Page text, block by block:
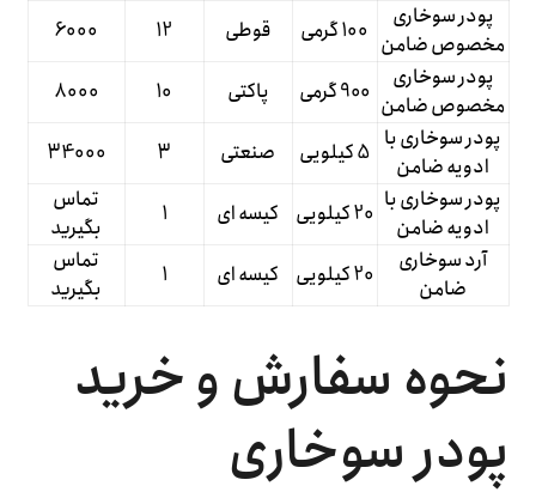
پودر سوخاری
مخصوص ضامن 100 گرمی قوطی 12
6000
پودر سوخاری
مخصوص ضامن 900 گرمی پاکتی 10
8000
پودر سوخاری با
ادویه ضامن
5 کیلویی صنعتی 3
34000
پودر سوخاری با
ادویه ضامن
20 کیلویی کیسه ای 1
تماس
بگیرید
آرد سوخاری
ضامن
20 کیلویی کیسه ای 1
تماس
بگیرید
نحوه سفارش و خرید
پودر سوخاری